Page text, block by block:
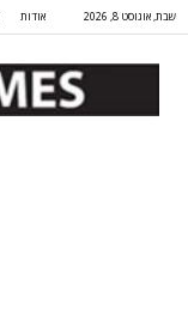
שבת, אוגוסט 8, 2026 אודות